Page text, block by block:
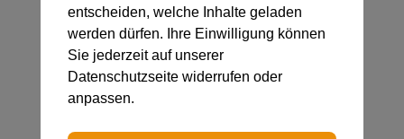
entscheiden, welche Inhalte geladen
werden dürfen. Ihre Einwilligung können
Sie jederzeit auf unserer
Datenschutzseite widerrufen oder
anpassen.